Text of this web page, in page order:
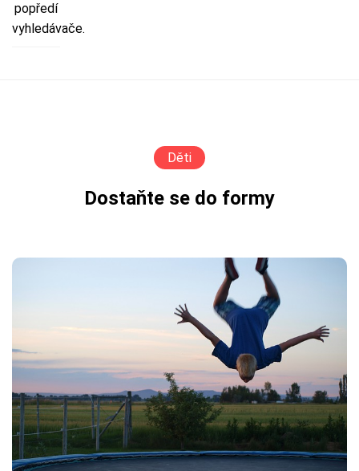
popředí
vyhledávače.
Děti
Dostaňte se do formy